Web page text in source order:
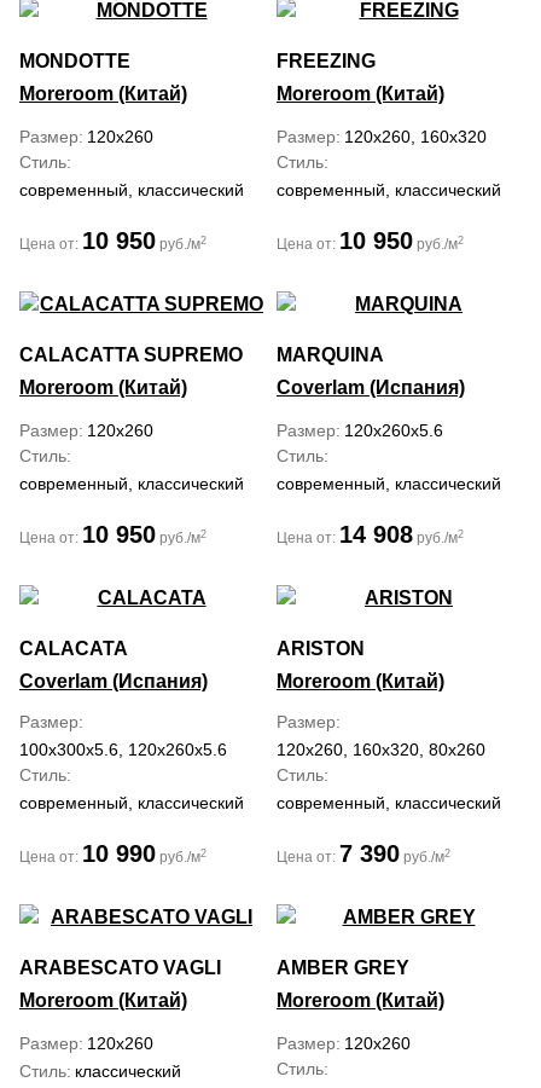
MONDOTTE
Moreroom (Китай)
Размер 120x260
Стиль
современный, классический
Цена от: 10 950 руб./м2
FREEZING
Moreroom (Китай)
Размер 120x260, 160x320
Стиль
современный, классический
Цена от: 10 950 руб./м2
CALACATTA SUPREMO
Moreroom (Китай)
Размер 120x260
Стиль
современный, классический
Цена от: 10 950 руб./м2
MARQUINA
Coverlam (Испания)
Размер 120x260x5.6
Стиль
современный, классический
Цена от: 14 908 руб./м2
CALACATA
Coverlam (Испания)
Размер
100x300x5.6, 120x260x5.6
Стиль
современный, классический
Цена от: 10 990 руб./м2
ARISTON
Moreroom (Китай)
Размер
120x260, 160x320, 80x260
Стиль
современный, классический
Цена от: 7 390 руб./м2
ARABESCATO VAGLI
Moreroom (Китай)
Размер 120x260
Стиль классический
AMBER GREY
Moreroom (Китай)
Размер 120x260
Стиль